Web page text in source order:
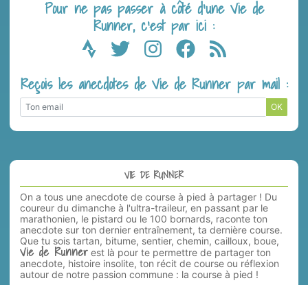
Pour ne pas passer à côté d’une Vie de
Runner, c’est par ici :
Reçois les anecdotes de Vie de Runner par mail :
OK
VIE DE RUNNER
On a tous une anecdote de course à pied à partager ! Du
coureur du dimanche à l'ultra-traileur, en passant par le
marathonien, le pistard ou le 100 bornards, raconte ton
anecdote sur ton dernier entraînement, ta dernière course.
Que tu sois tartan, bitume, sentier, chemin, cailloux, boue,
Vie de Runner est là pour te permettre de partager ton
anecdote, histoire insolite, ton récit de course ou réflexion
autour de notre passion commune : la course à pied !